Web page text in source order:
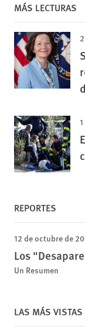
MÁS LECTURAS
REPORTES
12 de octubre de
Los
Un Resumen
LAS MÁS VISTAS